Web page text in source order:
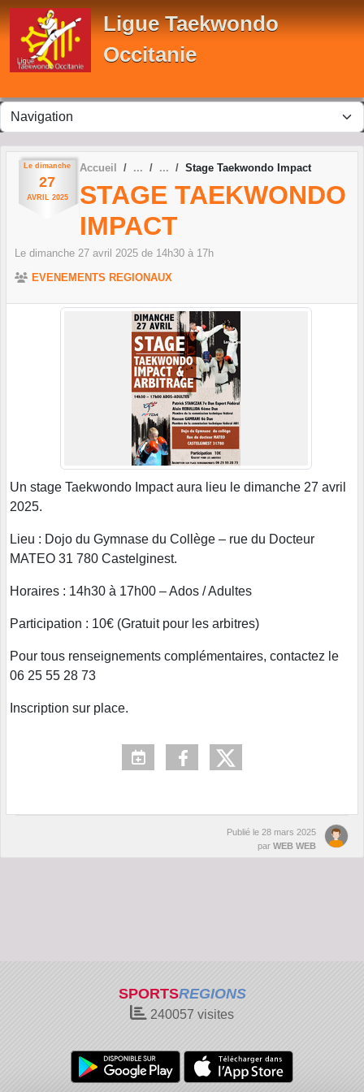
Ligue Taekwondo
Occitanie
Le dimanche
27
AVRIL 2025
Accueil Stage Taekwondo Impact
STAGE TAEKWONDO
IMPACT
Le dimanche 27 avril 2025 de 14h30 à 17h
EVENEMENTS REGIONAUX
Un stage Taekwondo Impact aura lieu le dimanche 27 avril
2025.
Lieu : Dojo du Gymnase du Collège – rue du Docteur
MATEO 31 780 Castelginest.
Horaires : 14h30 à 17h00 – Ados / Adultes
Participation : 10€ (Gratuit pour les arbitres)
Pour tous renseignements complémentaires, contactez le
06 25 55 28 73
Inscription sur place.
Publié le 28 mars 2025
par WEB WEB
SPORTSREGIONS
240057 visites
Panneau de gestion des cookies